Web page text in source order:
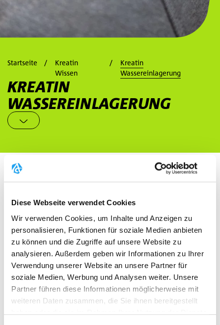
Diese Webseite verwendet Cookies
Wir verwenden Cookies, um Inhalte und Anzeigen zu
personalisieren, Funktionen für soziale Medien anbieten
zu können und die Zugriffe auf unsere Website zu
analysieren. Außerdem geben wir Informationen zu Ihrer
Verwendung unserer Website an unsere Partner für
soziale Medien, Werbung und Analysen weiter. Unsere
Partner führen diese Informationen möglicherweise mit
weiteren Daten zusammen, die Sie ihnen bereitgestellt
haben oder die sie im Rahmen Ihrer Nutzung der Dienste
Startseite
Kreatin
Wissen
Kreatin
Wassereinlagerung
KREATIN
WASSEREINLAGERUNG
WASSEREINLAGERUNG UND
GEWICHTSZUNAHME
Wenn du zur Trainingsunterstützung Kreatin
einnimmst, kann – verursacht durch die zunehmende
Muskelmasse und eine höhere Wasseraufnahme in die
Muskeln – eine leichte Gewichtszunahme eintreten.
Beobachtet wird eine Zunahme der fettfreien
Körpermasse von bis zu 1-3 kg. Die meisten
Kraftsportler begrüßen dies allerdings und werten es
nicht als Nachteil.